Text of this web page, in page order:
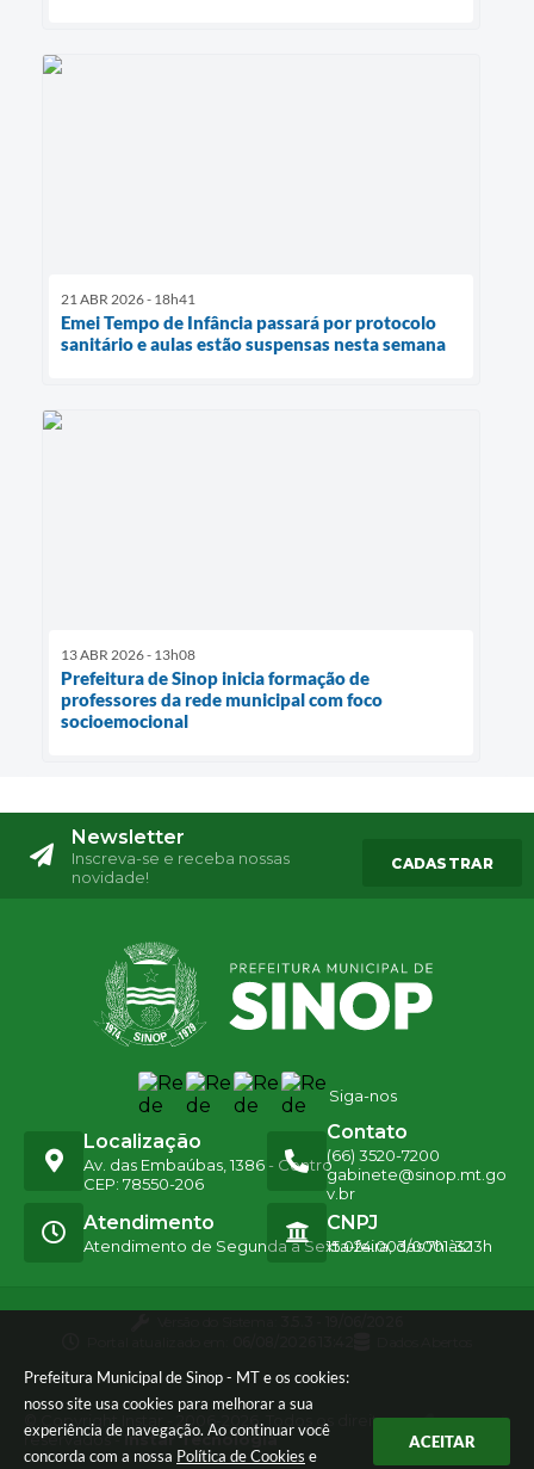
Prefeitura Municipal de Sinop - MT e os cookies:
nosso site usa cookies para melhorar a sua
experiência de navegação. Ao continuar você
concorda com a nossa Política de Cookies e
ACEITAR
21 ABR 2026 - 18h41
Emei Tempo de Infância passará por protocolo
sanitário e aulas estão suspensas nesta semana
13 ABR 2026 - 13h08
Prefeitura de Sinop inicia formação de
professores da rede municipal com foco
socioemocional
Newsletter
Inscreva-se e receba nossas
novidade!
CADASTRAR
Siga-nos
Localização
Av. das Embaúbas, 1386 - Centro
CEP: 78550-206
Contato
(66) 3520-7200
gabinete@sinop.mt.go
v.br
Atendimento
Atendimento de Segunda a Sexta-feira, das 7h às 13h
CNPJ
15.024.003/0001-32
© Copyright Instar - 2006-2026. Todos os direitos
reservados - Instar Tecnologia